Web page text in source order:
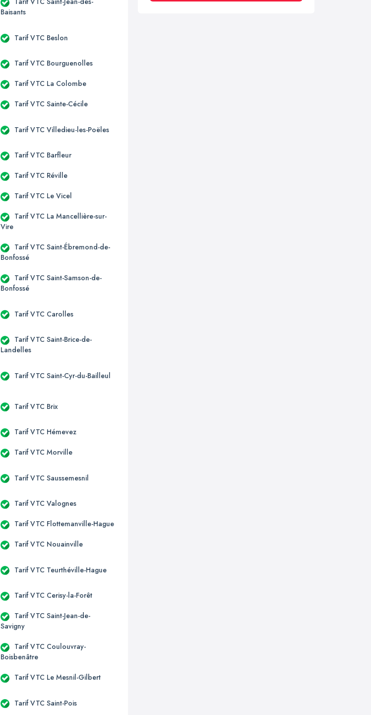
Baisants
Tarif VTC Beslon
Tarif VTC Bourguenolles
Tarif VTC La Colombe
Tarif VTC Sainte-Cécile
Tarif VTC Villedieu-les-Poëles
Tarif VTC Barfleur
Tarif VTC Réville
Tarif VTC Le Vicel
Tarif VTC La Mancellière-sur-
Vire
Tarif VTC Saint-Ébremond-de-
Bonfossé
Tarif VTC Saint-Samson-de-
Bonfossé
Tarif VTC Carolles
Tarif VTC Saint-Brice-de-
Landelles
Tarif VTC Saint-Cyr-du-Bailleul
Tarif VTC Brix
Tarif VTC Hémevez
Tarif VTC Morville
Tarif VTC Saussemesnil
Tarif VTC Valognes
Tarif VTC Flottemanville-Hague
Tarif VTC Nouainville
Tarif VTC Teurthéville-Hague
Tarif VTC Cerisy-la-Forêt
Tarif VTC Saint-Jean-de-
Savigny
Tarif VTC Coulouvray-
Boisbenâtre
Tarif VTC Le Mesnil-Gilbert
Tarif VTC Saint-Pois